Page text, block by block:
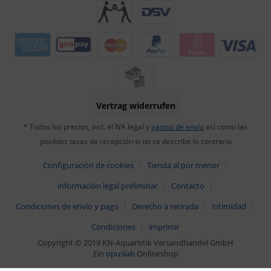
Vertrag widerrufen
* Todos los precios, incl. el IVA legal y gastos de envío así como las
posibles tasas de recepción si no se describe lo contrario
Configuración de cookies
Tienda al por menor
información legal preliminar
Contacto
Condiciones de envío y pago
Derecho a retirada
intimidad
Condiciones
imprimir
Copyright © 2019 KN-Aquaristik Versandhandel GmbH
Ein opuslab Onlineshop